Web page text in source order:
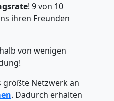
! 9 von 10
ihren Freunden
von wenigen
Netzwerk an
. Dadurch erhalten